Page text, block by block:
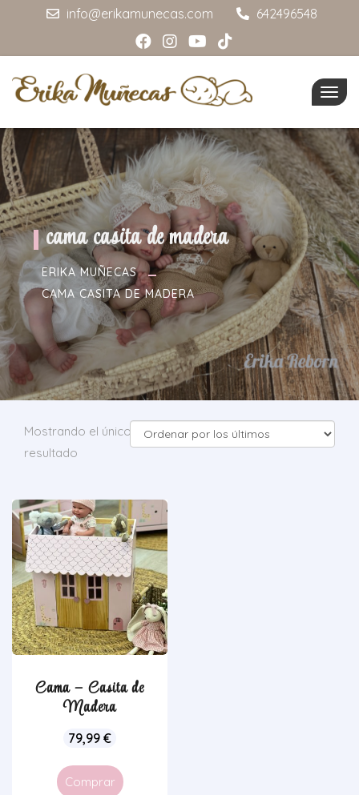
info@erikamunecas.com 642496548
cama casita de madera
ERIKA MUÑECAS
CAMA CASITA DE MADERA
Mostrando el único
resultado
Cama – Casita de
Madera
79,99 €
Comprar